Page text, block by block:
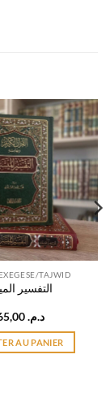
TAJWID
التفسير
د.م.
AU PANIER